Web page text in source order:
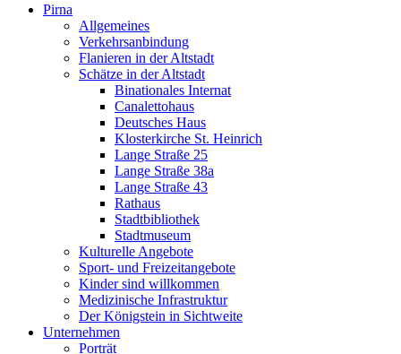
Pirna
Allgemeines
Verkehrsanbindung
Flanieren in der Altstadt
Schätze in der Altstadt
Binationales Internat
Canalettohaus
Deutsches Haus
Klosterkirche St. Heinrich
Lange Straße 25
Lange Straße 38a
Lange Straße 43
Rathaus
Stadtbibliothek
Stadtmuseum
Kulturelle Angebote
Sport- und Freizeitangebote
Kinder sind willkommen
Medizinische Infrastruktur
Der Königstein in Sichtweite
Unternehmen
Porträt